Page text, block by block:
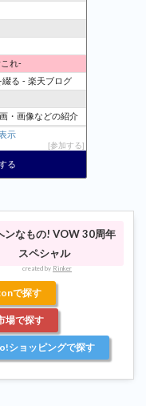
れ-
る - 楽天ブログ
・画像などの紹介
写真集
示
参加する
る
ンなもの! VOW 30周年
スペシャル
created by Rinker
で探す
場で探す
ショッピングで探す